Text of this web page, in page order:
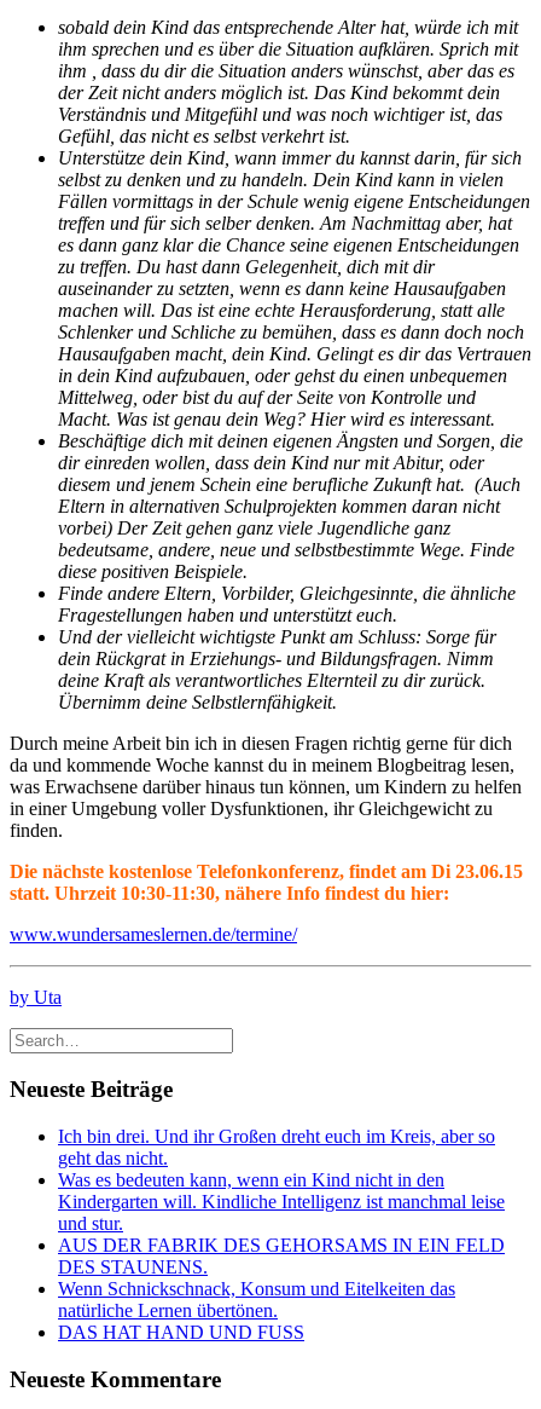
sobald dein Kind das entsprechende Alter hat, würde ich mit
ihm sprechen und es über die Situation aufklären. Sprich mit
ihm , dass du dir die Situation anders wünschst, aber das es
der Zeit nicht anders möglich ist. Das Kind bekommt dein
Verständnis und Mitgefühl und was noch wichtiger ist, das
Gefühl, das nicht es selbst verkehrt ist.
Unterstütze dein Kind, wann immer du kannst darin, für sich
selbst zu denken und zu handeln. Dein Kind kann in vielen
Fällen vormittags in der Schule wenig eigene Entscheidungen
treffen und für sich selber denken. Am Nachmittag aber, hat
es dann ganz klar die Chance seine eigenen Entscheidungen
zu treffen. Du hast dann Gelegenheit, dich mit dir
auseinander zu setzten, wenn es dann keine Hausaufgaben
machen will. Das ist eine echte Herausforderung, statt alle
Schlenker und Schliche zu bemühen, dass es dann doch noch
Hausaufgaben macht, dein Kind. Gelingt es dir das Vertrauen
in dein Kind aufzubauen, oder gehst du einen unbequemen
Mittelweg, oder bist du auf der Seite von Kontrolle und
Macht. Was ist genau dein Weg? Hier wird es interessant.
Beschäftige dich mit deinen eigenen Ängsten und Sorgen, die
dir einreden wollen, dass dein Kind nur mit Abitur, oder
diesem und jenem Schein eine berufliche Zukunft hat. (Auch
Eltern in alternativen Schulprojekten kommen daran nicht
vorbei) Der Zeit gehen ganz viele Jugendliche ganz
bedeutsame, andere, neue und selbstbestimmte Wege. Finde
diese positiven Beispiele.
Finde andere Eltern, Vorbilder, Gleichgesinnte, die ähnliche
Fragestellungen haben und unterstützt euch.
Und der vielleicht wichtigste Punkt am Schluss: Sorge für
dein Rückgrat in Erziehungs- und Bildungsfragen. Nimm
deine Kraft als verantwortliches Elternteil zu dir zurück.
Übernimm deine Selbstlernfähigkeit.
Durch meine Arbeit bin ich in diesen Fragen richtig gerne für dich
da und kommende Woche kannst du in meinem Blogbeitrag lesen,
was Erwachsene darüber hinaus tun können, um Kindern zu helfen
in einer Umgebung voller Dysfunktionen, ihr Gleichgewicht zu
finden.
Die nächste kostenlose Telefonkonferenz, findet am Di 23.06.15
statt. Uhrzeit 10:30-11:30, nähere Info findest du hier:
www.wundersameslernen.de/termine/
by Uta
Neueste Beiträge
Ich bin drei. Und ihr Großen dreht euch im Kreis, aber so
geht das nicht.
Was es bedeuten kann, wenn ein Kind nicht in den
Kindergarten will. Kindliche Intelligenz ist manchmal leise
und stur.
AUS DER FABRIK DES GEHORSAMS IN EIN FELD
DES STAUNENS.
Wenn Schnickschnack, Konsum und Eitelkeiten das
natürliche Lernen übertönen.
DAS HAT HAND UND FUSS
Neueste Kommentare